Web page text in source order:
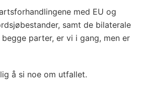
med EU og
samt de bilaterale
parter, er vi i gang, men er
å si noe om utfallet.